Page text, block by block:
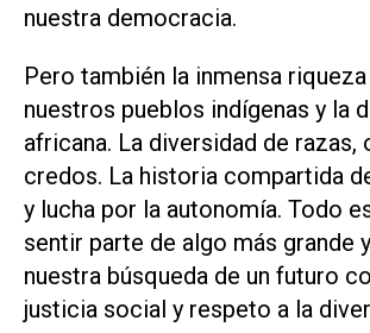
nuestra democracia.
Pero también la inmensa
nuestros pueblos indígenas y la
africana. La diversidad de razas,
credos. La historia compartida
y lucha por la autonomía. Todo
sentir parte de algo más grande
nuestra búsqueda de un futuro
justicia social y respeto a la